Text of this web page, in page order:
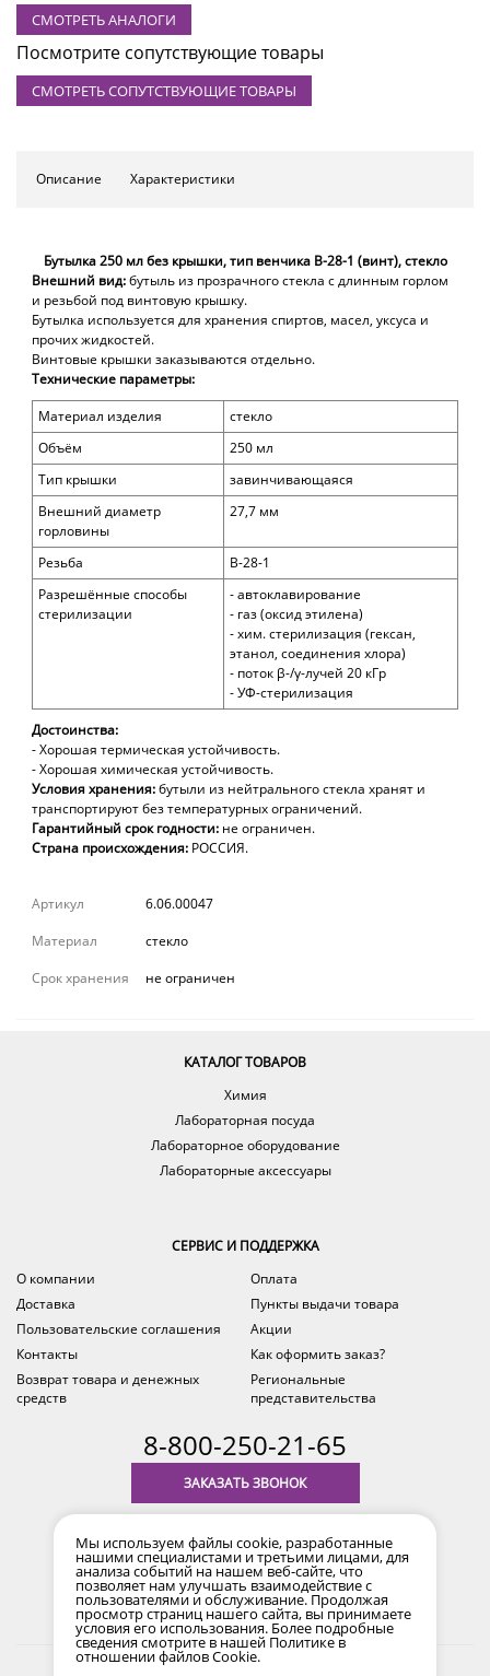
СМОТРЕТЬ АНАЛОГИ
Посмотрите сопутствующие товары
СМОТРЕТЬ СОПУТСТВУЮЩИЕ ТОВАРЫ
Описание Характеристики
Бутылка 250 мл без крышки, тип венчика В-28-1 (винт), стекло
Внешний вид:бутыль из прозрачного стекла с длинным горлом
и резьбой под винтовую крышку.
Бутылка используется для хранения спиртов, масел, уксуса и
прочих жидкостей.
Винтовые крышки заказываются отдельно.
Технические параметры:
Материал изделия
стекло
Объём
250 мл
Тип крышки
завинчивающаяся
Внешний диаметр
горловины
27,7 мм
Резьба
В-28-1
Разрешённые способы
стерилизации
- автоклавирование
- газ (оксид этилена)
- хим. стерилизация (гексан,
этанол, соединения хлора)
- поток β-/γ-лучей 20 кГр
- УФ-стерилизация
Достоинства:
- Хорошая термическая устойчивость.
- Хорошая химическая устойчивость.
Условия хранения:бутыли из нейтрального стекла хранят и
транспортируют без температурных ограничений.
Гарантийный срок годности: не ограничен.
Страна происхождения: РОССИЯ.
Артикул
6.06.00047
Материал
стекло
Срок хранения
не ограничен
КАТАЛОГ ТОВАРОВ
Химия
Лабораторная посуда
Лабораторное оборудование
Лабораторные аксессуары
СЕРВИС И ПОДДЕРЖКА
О компании
Оплата
Доставка
Пункты выдачи товара
Пользовательские соглашения
Акции
Контакты
Как оформить заказ?
Возврат товара и денежных
средств
Региональные
представительства
8-800-250-21-65
ЗАКАЗАТЬ ЗВОНОК
время по Уфе (MSK+2)
2017-2026 © Все права защищены. Информация сайта
Мы используем файлы cookie, разработанные
нашими специалистами и третьими лицами, для
анализа событий на нашем веб-сайте, что
позволяет нам улучшать взаимодействие с
пользователями и обслуживание. Продолжая
просмотр страниц нашего сайта, вы принимаете
условия его использования. Более подробные
сведения смотрите в нашей Политике в
отношении файлов Cookie.